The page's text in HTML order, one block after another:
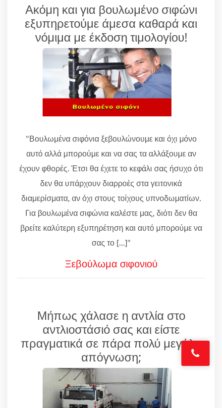
Ακόμη και για βουλωμένο σιφώνι
εξυπηρετούμε άμεσα καθαρά και
νόμιμα με έκδοση τιμολογίου!
"Βουλωμένα σιφόνια ξεβουλώνουμε και όχι μόνο
αυτό αλλά μπορούμε και να σας τα αλλάξουμε αν
έχουν φθορές. Έτσι θα έχετε το κεφάλι σας ήσυχο ότι
δεν θα υπάρχουν διαρροές στα γειτονικά
διαμερίσματα, αν όχι στους τοίχους υπνοδωματίων.
Για βουλωμένα σιφώνια καλέστε μας, διότι δεν θα
βρείτε καλύτερη εξυπηρέτηση και αυτό μπορούμε να
σας το [...]"
Ξεβούλωμα σιφονιού
Μήπως χάλασε η αντλία στο
αντλιοστάσιό σας και είστε
πραγματικά σε πάρα πολύ μεγάλη
απόγνωση;